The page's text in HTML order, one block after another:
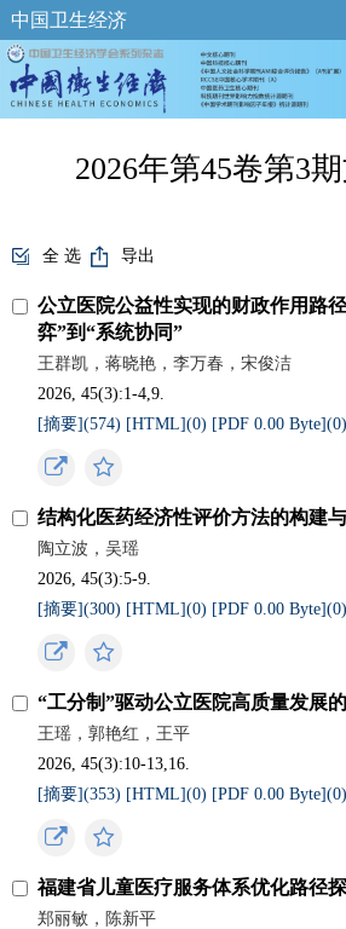
中国卫生经济
2026年第45卷第3
全 选 导出
公立医院公益性实现的财政作用路
弈”到“系统协同”
王群凯，蒋晓艳，李万春，宋俊洁
2026, 45(3):1-4,9.
[摘要](574) [HTML](0) [PDF 0.00 Byte](0)
结构化医药经济性评价方法的构建
陶立波，吴瑶
2026, 45(3):5-9.
[摘要](300) [HTML](0) [PDF 0.00 Byte](0)
“工分制”驱动公立医院高质量发展
王瑶，郭艳红，王平
2026, 45(3):10-13,16.
[摘要](353) [HTML](0) [PDF 0.00 Byte](0)
福建省儿童医疗服务体系优化路径
郑丽敏，陈新平